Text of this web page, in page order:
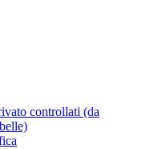
controllati (da